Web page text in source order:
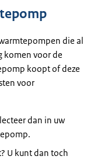
die al
komen voor de
koopt of deze
voor
dan in uw
U kunt dan toch